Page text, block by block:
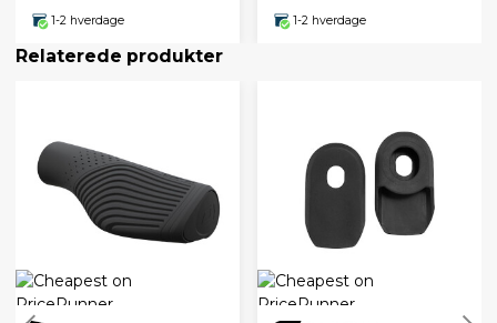
1-2 hverdage 1-2 hverdage
Relaterede produkter